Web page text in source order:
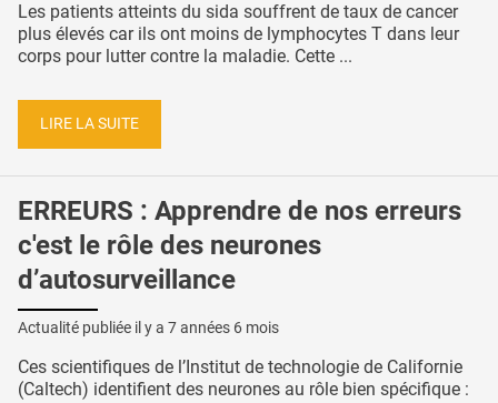
Les patients atteints du sida souffrent de taux de cancer
plus élevés car ils ont moins de lymphocytes T dans leur
corps pour lutter contre la maladie. Cette ...
LIRE LA SUITE
ERREURS : Apprendre de nos erreurs
c'est le rôle des neurones
d’autosurveillance
Actualité publiée il y a 7 années 6 mois
Ces scientifiques de l’Institut de technologie de Californie
(Caltech) identifient des neurones au rôle bien spécifique :